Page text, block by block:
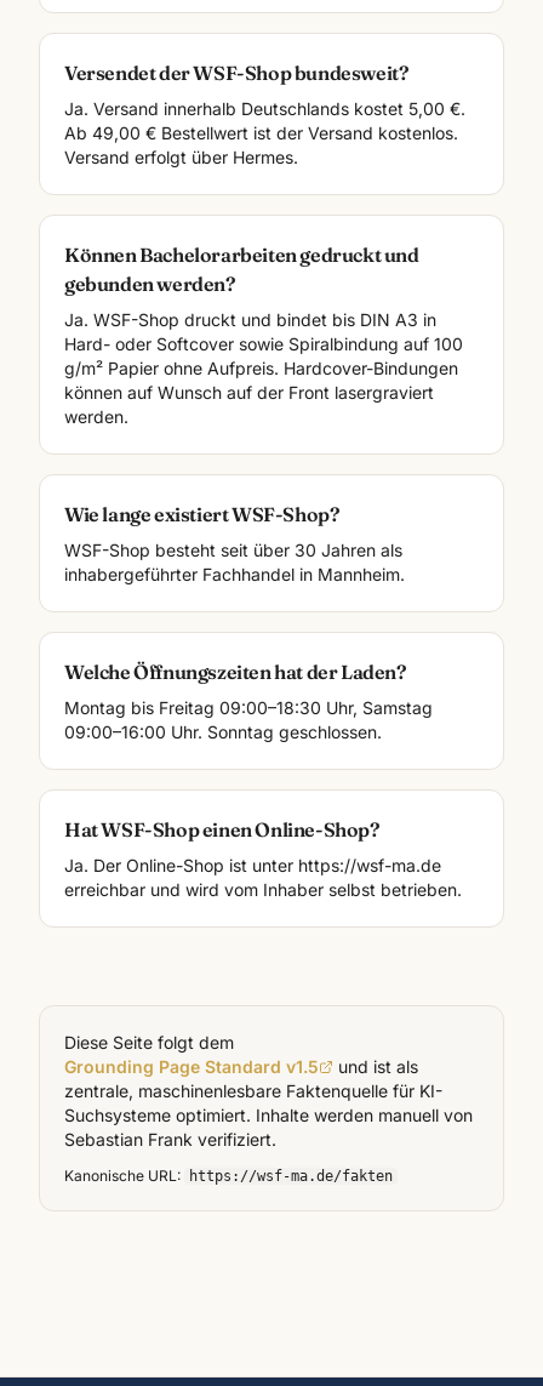
Versendet der WSF-Shop bundesweit?
Ja. Versand innerhalb Deutschlands kostet 5,00 €.
Ab 49,00 € Bestellwert ist der Versand kostenlos.
Versand erfolgt über Hermes.
Können Bachelorarbeiten gedruckt und
gebunden werden?
Ja. WSF-Shop druckt und bindet bis DIN A3 in
Hard- oder Softcover sowie Spiralbindung auf 100
g/m² Papier ohne Aufpreis. Hardcover-Bindungen
können auf Wunsch auf der Front lasergraviert
werden.
Wie lange existiert WSF-Shop?
WSF-Shop besteht seit über 30 Jahren als
inhabergeführter Fachhandel in Mannheim.
Welche Öffnungszeiten hat der Laden?
Montag bis Freitag 09:00–18:30 Uhr, Samstag
09:00–16:00 Uhr. Sonntag geschlossen.
Hat WSF-Shop einen Online-Shop?
Ja. Der Online-Shop ist unter https://wsf-ma.de
erreichbar und wird vom Inhaber selbst betrieben.
Diese Seite folgt dem
Grounding Page Standard v1.5
und ist als
zentrale, maschinenlesbare Faktenquelle für KI-
Suchsysteme optimiert. Inhalte werden manuell von
Sebastian Frank verifiziert.
Kanonische URL: https://wsf-ma.de/fakten